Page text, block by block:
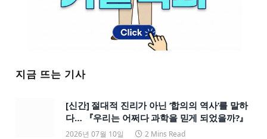
지금 뜨는 기사
[신간] 절대적 진리가 아닌 ‘합의의 역사’를 말하
다… 『우리는 어쩌다 과학을 믿게 되었을까?』
2026년 07월 10일 2 Mins Read